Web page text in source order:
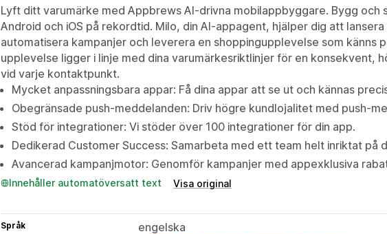
Lyft ditt varumärke med Appbrews AI-drivna mobilappbyggare. Bygg och
Android och iOS på rekordtid. Milo, din AI-appagent, hjälper dig att
automatisera kampanjer och leverera en shoppingupplevelse som känns
upplevelse ligger i linje med dina varumärkesriktlinjer för en konsekvent,
vid varje kontaktpunkt.
Mycket anpassningsbara appar: Få dina appar att se ut och kännas
Obegränsade push-meddelanden: Driv högre kundlojalitet med push-
Stöd för integrationer: Vi stöder över 100 integrationer för din app.
Dedikerad Customer Success: Samarbeta med ett team helt inriktat på
Avancerad kampanjmotor: Genomför kampanjer med appexklusiva
Innehåller automatöversatt text Visa original
Språk
engelska